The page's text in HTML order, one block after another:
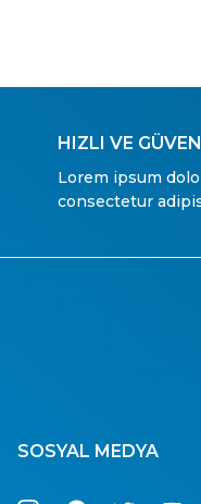
HIZLI VE
Lorem ipsum
consectetur
SOSYAL MEDYA